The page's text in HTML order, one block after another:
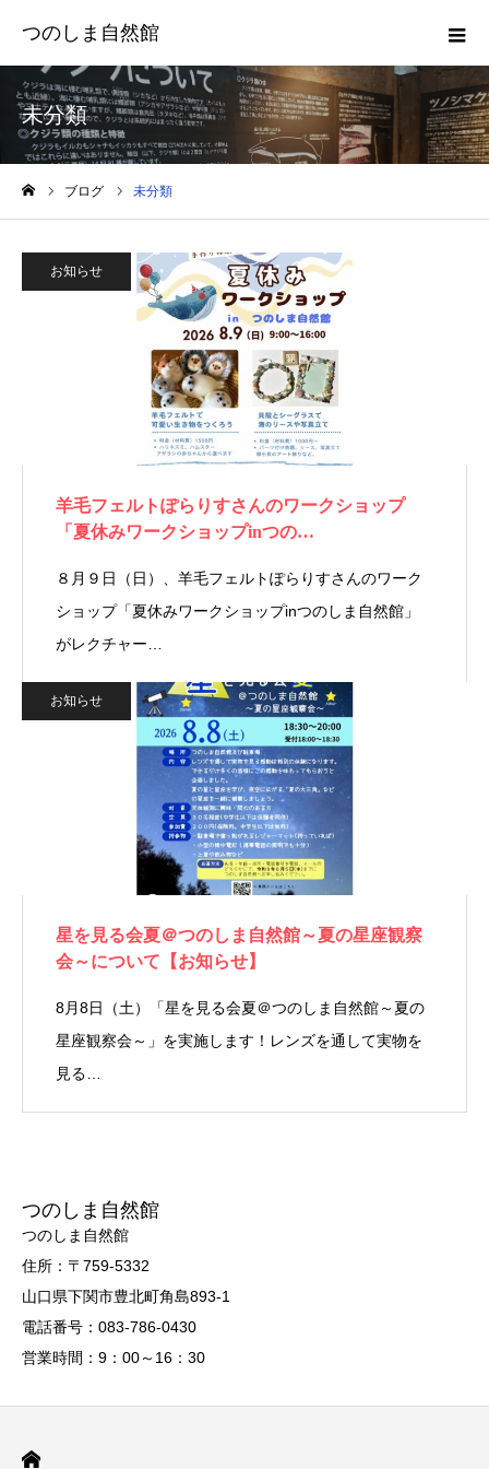
つのしま自然館
未分類
ブログ 未分類
お知らせ
羊毛フェルトぽらりすさんのワークショップ
「夏休みワークショップinつの…
８月９日（日）、羊毛フェルトぽらりすさんのワーク
ショップ「夏休みワークショップinつのしま自然館」
がレクチャー…
お知らせ
星を見る会夏＠つのしま自然館～夏の星座観察
会～について【お知らせ】
8月8日（土）「星を見る会夏＠つのしま自然館～夏の
星座観察会～」を実施します！レンズを通して実物を
見る…
つのしま自然館
つのしま自然館
住所：〒759-5332
山口県下関市豊北町角島893-1
電話番号：083-786-0430
営業時間：9：00～16：30